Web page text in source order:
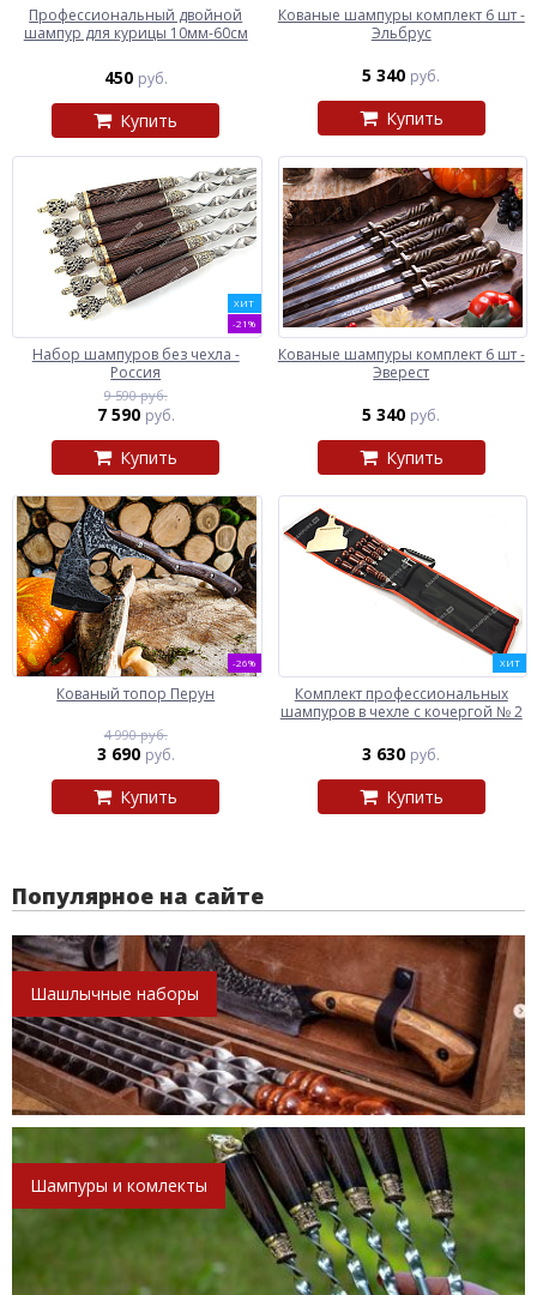
Профессиональный двойной
шампур для курицы 10мм-60см
450 руб.
Купить
Кованые шампуры комплект 6 шт -
Эльбрус
5 340 руб.
Купить
ХИТ
-21%
Набор шампуров без чехла -
Россия
9 590 руб.
7 590 руб.
Купить
Кованые шампуры комплект 6 шт -
Эверест
5 340 руб.
Купить
-26%
Кованый топор Перун
4 990 руб.
3 690 руб.
Купить
ХИТ
Комплект профессиональных
шампуров в чехле с кочергой № 2
3 630 руб.
Купить
Популярное на сайте
Шашлычные наборы
Шампуры и комлекты